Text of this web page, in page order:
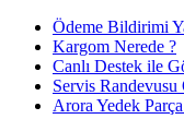
Ödeme Bildirimi
Kargom Nerede ?
Canlı Destek ile
Servis Randevusu
Arora Yedek